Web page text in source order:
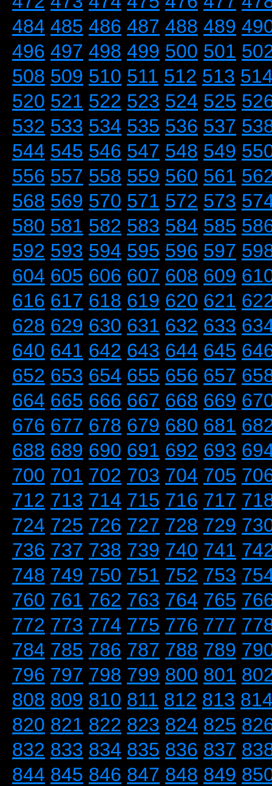
484 485 486 487 488 489
496 497 498 499 500 501
508 509 510 511 512 513
520 521 522 523 524 525
532 533 534 535 536 537
544 545 546 547 548 549
556 557 558 559 560 561
568 569 570 571 572 573
580 581 582 583 584 585
592 593 594 595 596 597
604 605 606 607 608 609
616 617 618 619 620 621
628 629 630 631 632 633
640 641 642 643 644 645
652 653 654 655 656 657
664 665 666 667 668 669
676 677 678 679 680 681
688 689 690 691 692 693
700 701 702 703 704 705
712 713 714 715 716 717
724 725 726 727 728 729
736 737 738 739 740 741
748 749 750 751 752 753
760 761 762 763 764 765
772 773 774 775 776 777
784 785 786 787 788 789
796 797 798 799 800 801
808 809 810 811 812 813
820 821 822 823 824 825
832 833 834 835 836 837
844 845 846 847 848 849